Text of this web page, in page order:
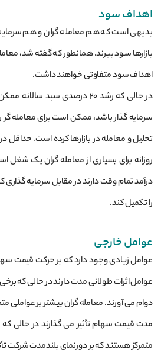
اهداف سود
بدیهی است که هم معامله گران و هم سرمایه
بازارها سود ببرند. همانطور که گفته شد،
اهداف سود متفاوتی خواهند داشت.
در حالی که رشد 20 درصدی سبد
سرمایه گذار باشد، ممکن است برای معامله
تحلیل و معامله در بازارها کرده است، حداقل
روزانه برای بسیاری از معامله گران یک شغل
درآمد تمام وقت دارند در مقابل سرمایه
را تکمیل کند.
عوامل خارجی
عوامل زیادی وجود دارد که بر حرکت قیمت
عوامل اثرات طولانی مدت دارند در حالی که
دوام می آورند. معامله گران بیشتر بر عواملی
مدت قیمت سهام تأثیر می گذارند در حالی که
متمرکز هستند که بر دورنمای بلندمدت شرکت